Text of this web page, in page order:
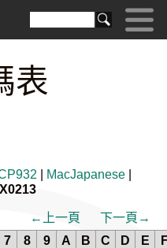
表
MacJapanese
←上一頁
下一頁→
7 8 9 A B C D E